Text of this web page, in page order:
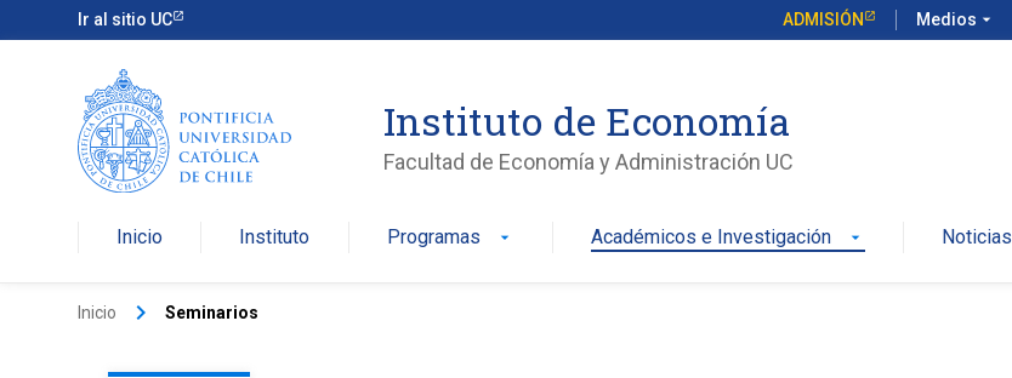
Ir al sitio UC ADMISIÓN Medios arrow_drop_down
Instituto de Economía
Facultad de Economía y Administración UC
Inicio Instituto Programas arrow_drop_down Académicos e Investigación arrow_drop_down Noticias
Inicio keyboard_arrow_right Seminarios